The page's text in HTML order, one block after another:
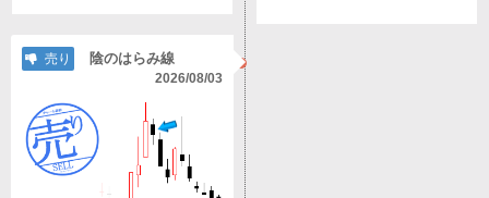
売り 陰のはらみ線
2026/08/03